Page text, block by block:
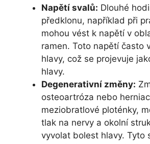
Napětí svalů: Dlouhé
předklonu, například při
mohou vést k napětí v
ramen. Toto napětí často
hlavy, což se projevuje
hlavy.
Degenerativní změny:
osteoartróza nebo
meziobratlové ploténky,
tlak na nervy a okolní
vyvolat bolest hlavy. Tyto